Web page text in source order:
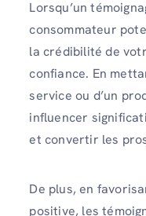
Lorsqu’un
consommateur
la crédibilité de
confiance. En
service ou d’un
influencer
et convertir les
De plus, en
positive, les